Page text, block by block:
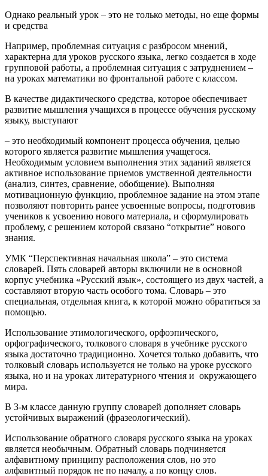
Однако реальный урок – это не только методы, но еще формы
и средства
Например, проблемная ситуация с разбросом мнений,
характерна для уроков русского языка, легко создается в ходе
групповой работы, а проблемная ситуация с затруднением –
на уроках математики во фронтальной работе с классом.
В качестве дидактического средства, которое обеспечивает
развитие мышления учащихся в процессе обучения русскому
языку, выступают
– это необходимый компонент процесса обучения, целью
которого является развитие мышления учащегося.
Необходимым условием выполнения этих заданий является
активное использование приемов умственной деятельности
(анализ, синтез, сравнение, обобщение). Выполняя
мотивационную функцию, проблемное задание на этом этапе
позволяют повторить ранее усвоенные вопросы, подготовив
учеников к усвоению нового материала, и сформулировать
проблему, с решением которой связано “открытие” нового
знания.
УМК “Перспективная начальная школа” – это система
словарей. Пять словарей авторы включили не в основной
корпус учебника «Русский язык», состоящего из двух частей, а
составляют вторую часть особого тома. Словарь – это
специальная, отдельная книга, к которой можно обратиться за
помощью.
Использование этимологического, орфоэпического,
орфографического, толкового словаря в учебнике русского
языка достаточно традиционно. Хочется только добавить, что
толковый словарь используется не только на уроке русского
языка, но и на уроках литературного чтения и окружающего
мира.
В 3-м классе данную группу словарей дополняет словарь
устойчивых выражений (фразеологический).
Использование обратного словаря русского языка на уроках
является необычным. Обратный словарь подчиняется
алфавитному принципу расположения слов, но это
алфавитный порядок не по началу, а по концу слов.